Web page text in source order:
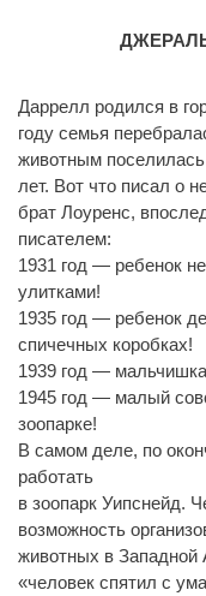
Даррелл родился в
году семья
животным
лет. Вот что писал о
брат Лоуренс,
писателем:
1931 год — ребенок
улитками!
1935 год — ребенок
спичечных коробках!
1939 год —
1945 год — малый
зоопарке!
В самом деле, по
работать
в зоопарк Уипснейд.
возможность
животных в Западной
«человек спятил с